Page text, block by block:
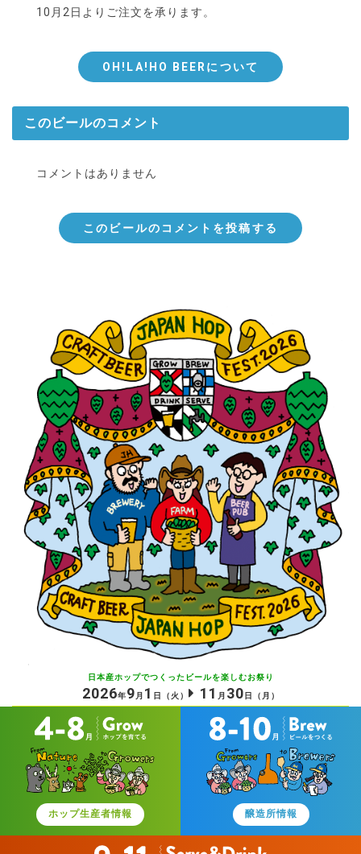
10月2日よりご注文を承ります。
OH!LA!HO BEERについて
このビールのコメント
コメントはありません
このビールのコメントを投稿する
日本産ホップでつくったビールを楽しむお祭り
2026年9月 1 日 （火） 11 月 30 日 （月）
ホップ生産者情報 醸造所情報